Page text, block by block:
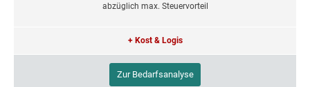
abzüglich max. Steuervorteil
+ Kost & Logis
Zur Bedarfsanalyse